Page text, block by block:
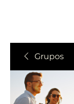
Grupos